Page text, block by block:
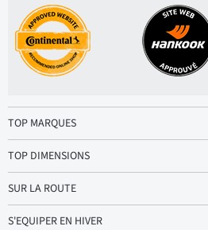
TOP MARQUES
TOP DIMENSIONS
SUR LA ROUTE
S'EQUIPER EN HIVER